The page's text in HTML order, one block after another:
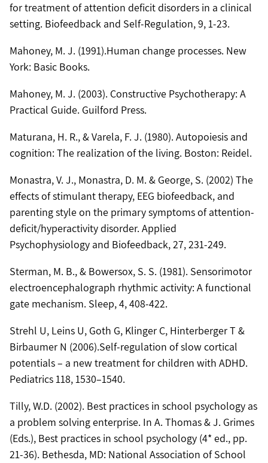
for treatment of attention deficit disorders in a clinical
setting. Biofeedback and Self-Regulation, 9, 1-23.
Mahoney, M. J. (1991).Human change processes. New
York: Basic Books.
Mahoney, M. J. (2003). Constructive Psychotherapy: A
Practical Guide. Guilford Press.
Maturana, H. R., & Varela, F. J. (1980). Autopoiesis and
cognition: The realization of the living. Boston: Reidel.
Monastra, V. J., Monastra, D. M. & George, S. (2002) The
effects of stimulant therapy, EEG biofeedback, and
parenting style on the primary symptoms of attention-
deficit/hyperactivity disorder. Applied
Psychophysiology and Biofeedback, 27, 231-249.
Sterman, M. B., & Bowersox, S. S. (1981). Sensorimotor
electroencephalograph rhythmic activity: A functional
gate mechanism. Sleep, 4, 408-422.
Strehl U, Leins U, Goth G, Klinger C, Hinterberger T &
Birbaumer N (2006).Self-regulation of slow cortical
potentials – a new treatment for children with ADHD.
Pediatrics 118, 1530–1540.
Tilly, W.D. (2002). Best practices in school psychology as
a problem solving enterprise. In A. Thomas & J. Grimes
(Eds.), Best practices in school psychology (4* ed., pp.
21-36). Bethesda, MD: National Association of School